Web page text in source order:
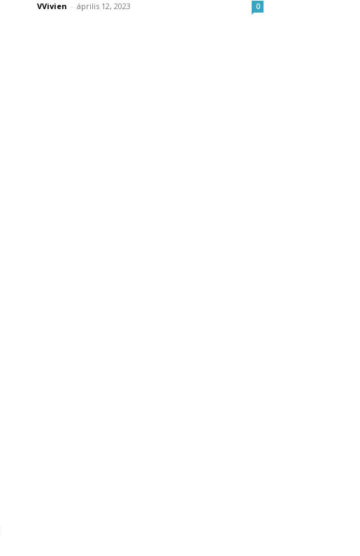
VVivien - április 12, 2023 0